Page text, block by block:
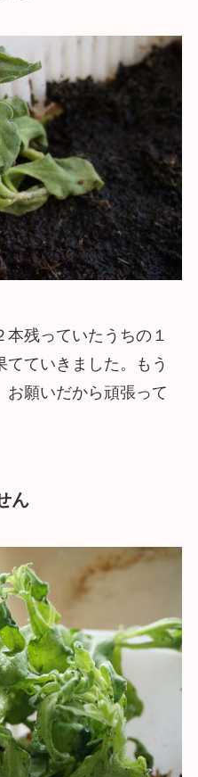
残っていたうちの１
ていきました。もう
お願いだから頑張って
ん